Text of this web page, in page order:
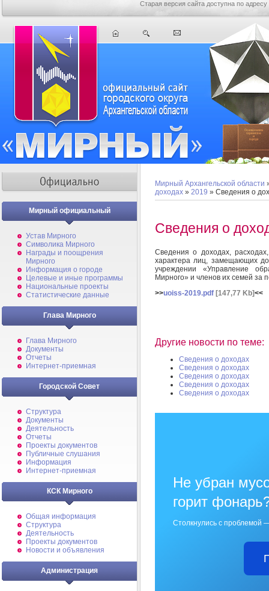
Старая версия сайта доступна по адресу
Мирный официальный
Устав Мирного
Символика Мирного
Награды и поощрения
Мирного
Информация о городе
Целевые и иные программы
Национальные проекты
Статистические данные
Глава Мирного
Глава Мирного
Документы
Отчеты
Интернет-приемная
Городской Совет
Структура
Документы
Деятельность
Отчеты
Проекты документов
Публичные слушания
Информация
Интернет-приемная
КСК Мирного
Общая информация
Структура
Деятельность
Проекты документов
Новости и объявления
Администрация
Мирный Архангельской области
доходах » 2019 » Сведения о
Сведения о
Сведения о доходах,
характера лиц, замещающих
учреждении «Управление
Мирного» и членов их семей за
>>uoiss-2019.pdf [147,77 Kb]<<
Другие новости по теме:
Сведения о доходах
Сведения о доходах
Сведения о доходах
Сведения о доходах
Сведения о доходах
Не убран
горит
Столкнулись с проблемой